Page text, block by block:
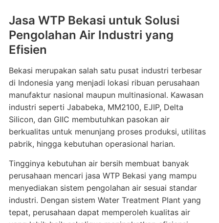
Jasa WTP Bekasi untuk Solusi
Pengolahan Air Industri yang
Efisien
Bekasi merupakan salah satu pusat industri terbesar
di Indonesia yang menjadi lokasi ribuan perusahaan
manufaktur nasional maupun multinasional. Kawasan
industri seperti Jababeka, MM2100, EJIP, Delta
Silicon, dan GIIC membutuhkan pasokan air
berkualitas untuk menunjang proses produksi, utilitas
pabrik, hingga kebutuhan operasional harian.
Tingginya kebutuhan air bersih membuat banyak
perusahaan mencari jasa WTP Bekasi yang mampu
menyediakan sistem pengolahan air sesuai standar
industri. Dengan sistem Water Treatment Plant yang
tepat, perusahaan dapat memperoleh kualitas air